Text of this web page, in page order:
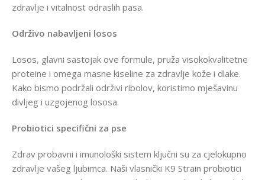
zdravlje i vitalnost odraslih pasa.
Održivo nabavljeni losos
Losos, glavni sastojak ove formule, pruža visokokvalitetne
proteine i omega masne kiseline za zdravlje kože i dlake.
Kako bismo podržali održivi ribolov, koristimo mješavinu
divljeg i uzgojenog lososa.
Probiotici specifični za pse
Zdrav probavni i imunološki sistem ključni su za cjelokupno
zdravlje vašeg ljubimca. Naši vlasnički K9 Strain probiotici